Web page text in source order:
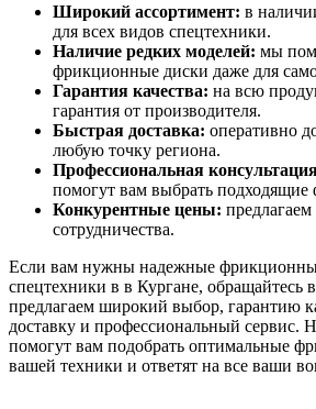
Широкий ассортимент: в
для всех видов спецтехники.
Наличие редких моделей: мы
фрикционные диски даже для
Гарантия качества: на всю
гарантия от производителя.
Быстрая доставка: оперативно
любую точку региона.
Профессиональная
помогут вам выбрать
Конкурентные цены:
сотрудничества.
Если вам нужны надежные
спецтехники в в Кургане,
предлагаем широкий выбор, гарантию
доставку и профессиональный сервис.
помогут вам подобрать оптимальные
вашей техники и ответят на все ваши